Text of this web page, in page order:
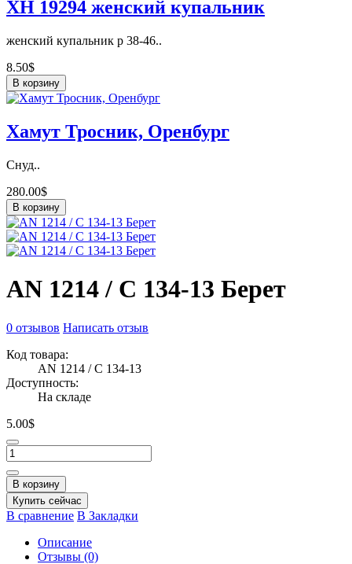
ХН 19294 женский купальник
женский купальник р 38-46..
8.50$
В корзину
Хамут Тросник, Оренбург
Снуд..
280.00$
В корзину
AN 1214 / C 134-13 Берет
0 отзывов Написать отзыв
Код товара:
AN 1214 / C 134-13
Доступность:
На складе
5.00$
В корзину
Купить сейчас
В сравнение В Закладки
Описание
Отзывы (0)